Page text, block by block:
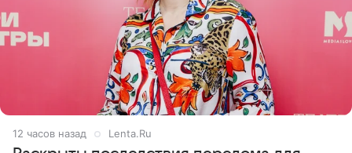
12 часов назад Lenta.Ru